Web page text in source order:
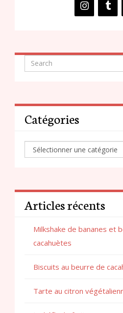
Catégories
Articles récents
Milkshake de bananes et
cacahuètes
Biscuits au beurre de
Tarte au citron